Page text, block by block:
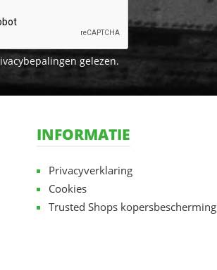
gelezen.
INFORMATIE
Privacyverklaring
Cookies
Trusted Shops kopersbescherming